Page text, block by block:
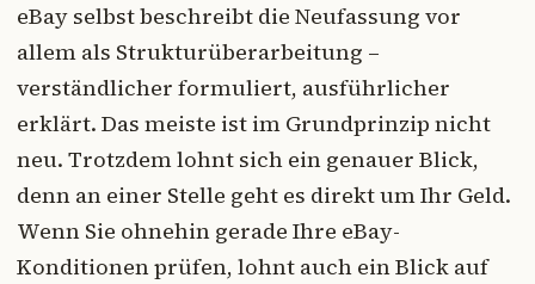
eBay selbst beschreibt die Neufassung vor
allem als Strukturüberarbeitung –
verständlicher formuliert, ausführlicher
erklärt. Das meiste ist im Grundprinzip nicht
neu. Trotzdem lohnt sich ein genauer Blick,
denn an einer Stelle geht es direkt um Ihr Geld.
Wenn Sie ohnehin gerade Ihre eBay-
Konditionen prüfen, lohnt auch ein Blick auf